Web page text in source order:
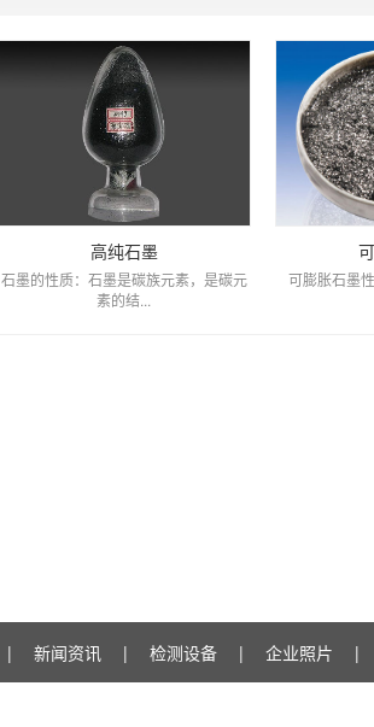
高纯石墨
石墨的性质：石墨是碳族元素，是碳元
素的结...
可膨胀石墨
| 新闻资讯 | 检测设备 | 企业照片 |